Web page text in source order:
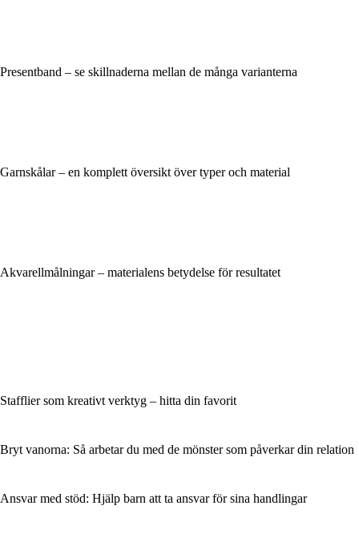
Presentband – se skillnaderna mellan de många varianterna
Garnskålar – en komplett översikt över typer och material
Akvarellmålningar – materialens betydelse för resultatet
Stafflier som kreativt verktyg – hitta din favorit
Bryt vanorna: Så arbetar du med de mönster som påverkar din relation
Ansvar med stöd: Hjälp barn att ta ansvar för sina handlingar